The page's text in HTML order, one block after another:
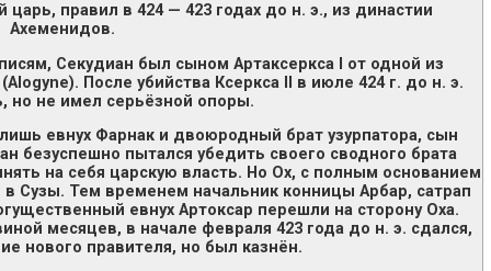
правил в 424 — 423 годах до н. э., из династии
Ахеменидов.
Секудиан был сыном Артаксеркса I от одной из
После убийства Ксеркса II в июле 424 г. до н. э.
но не имел серьёзной опоры.
евнух Фарнак и двоюродный брат узурпатора, сын
безуспешно пытался убедить своего сводного брата
на себя царскую власть. Но Ох, с полным основанием
Сузы. Тем временем начальник конницы Арбар, сатрап
евнух Артоксар перешли на сторону Оха.
месяцев, в начале февраля 423 года до н. э. сдался,
нового правителя, но был казнён.